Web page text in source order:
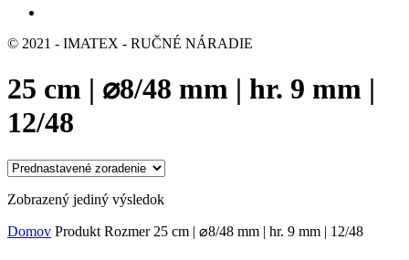
© 2021 - IMATEX - RUČNÉ NÁRADIE
25 cm | ⌀8/48 mm | hr. 9 mm |
12/48
Zobrazený jediný výsledok
Domov Produkt Rozmer 25 cm | ⌀8/48 mm | hr. 9 mm | 12/48